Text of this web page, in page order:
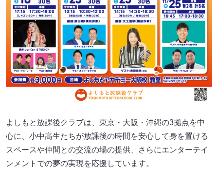
よしもと放課後クラブは、東京・大阪・沖縄の3拠点を中
心に、小中高生たちが放課後の時間を安心して身を置ける
スペースや仲間との交流の場の提供、さらにエンターテイ
ンメントでの夢の実現を応援しています。